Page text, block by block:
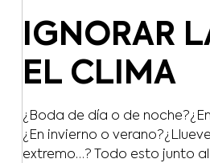
IGNORAR
EL CLIMA
¿Boda de día o de
¿En invierno o
extremo…? Todo esto junto